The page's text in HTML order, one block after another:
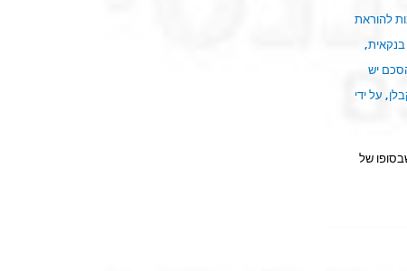
להוראת
יש
על ידי
של